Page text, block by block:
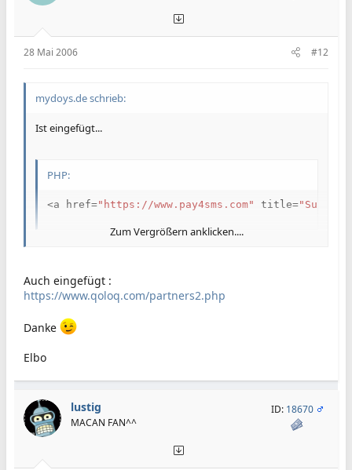
28 Mai 2006 #12
mydoys.de schrieb:
Ist eingefügt...
PHP:
<a href="https://www.pay4sms.com" title="Super
Nein leider keine Buttons nur Textlinks
Zum Vergrößern anklicken....
Auch eingefügt :
https://www.qoloq.com/partners2.php
Danke
Elbo
lustig
MACAN FAN^^
ID: 18670